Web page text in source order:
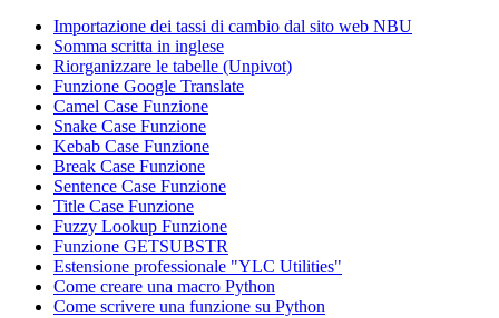
Importazione dei tassi di cambio dal sito web NBU
Somma scritta in inglese
Riorganizzare le tabelle (Unpivot)
Funzione Google Translate
Camel Case Funzione
Snake Case Funzione
Kebab Case Funzione
Break Case Funzione
Sentence Case Funzione
Title Case Funzione
Fuzzy Lookup Funzione
Funzione GETSUBSTR
Estensione professionale "YLC Utilities"
Come creare una macro Python
Come scrivere una funzione su Python